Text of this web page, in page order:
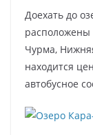
Доехать до
Чурма,
находится
автобусное